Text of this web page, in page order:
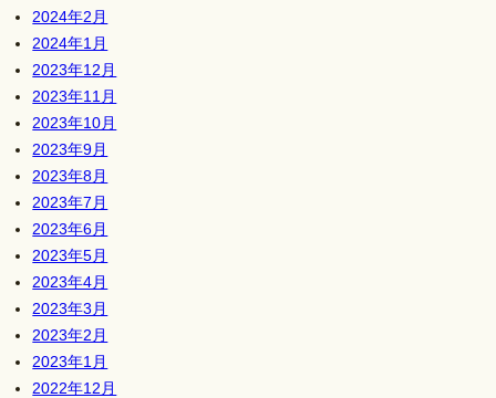
2024年2月
2024年1月
2023年12月
2023年11月
2023年10月
2023年9月
2023年8月
2023年7月
2023年6月
2023年5月
2023年4月
2023年3月
2023年2月
2023年1月
2022年12月